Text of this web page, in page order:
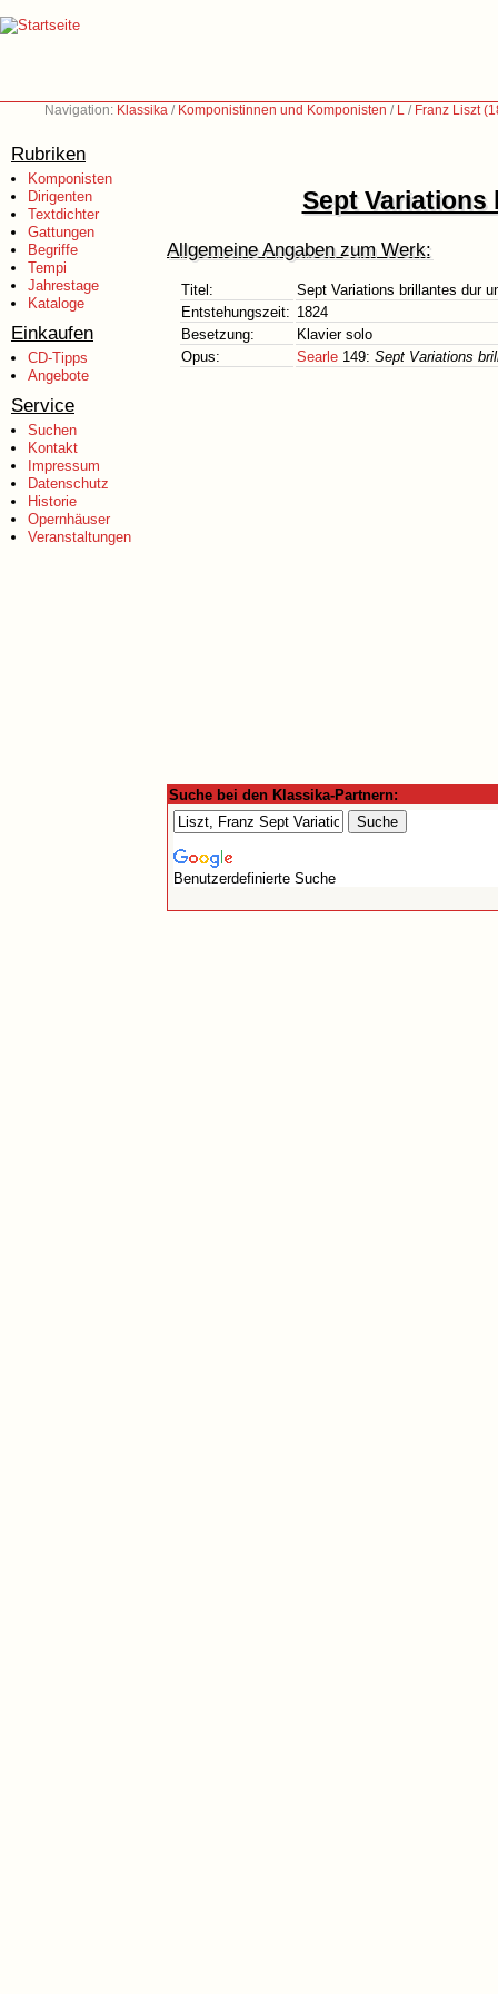
Navigation: Klassika / Komponistinnen und Komponisten / L / Franz Liszt
Rubriken
Komponisten
Dirigenten
Textdichter
Gattungen
Begriffe
Tempi
Jahrestage
Kataloge
Einkaufen
CD-Tipps
Angebote
Service
Suchen
Kontakt
Impressum
Datenschutz
Historie
Opernhäuser
Veranstaltungen
Sept Variations
Allgemeine Angaben zum Werk:
Titel:
Sept Variations brillantes dur
Entstehungszeit: 1824
Besetzung:
Klavier solo
Opus:
Searle 149: Sept Variations
Suche bei den Klassika-Partnern:
Benutzerdefinierte Suche